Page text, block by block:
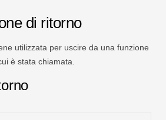
di ritorno
utilizzata per uscire da una funzione
è stata chiamata.